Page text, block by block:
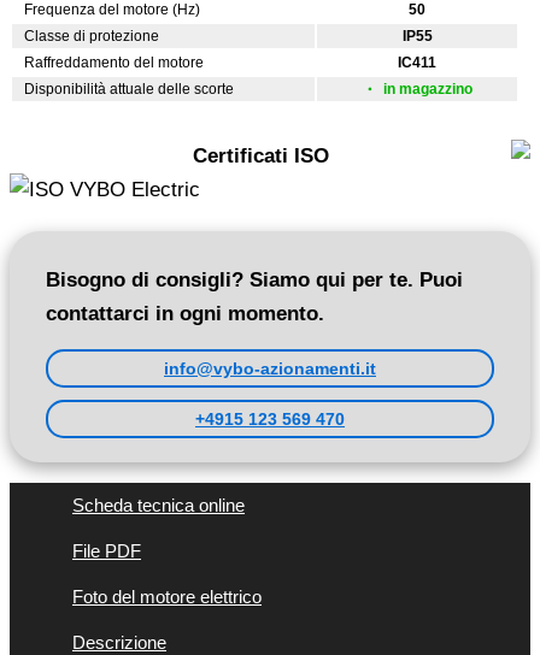
Frequenza del motore (Hz)
50
Classe di protezione
IP55
Raffreddamento del motore
IC411
Disponibilità attuale delle scorte
in magazzino
Certificati ISO
Bisogno di consigli? Siamo qui per te. Puoi
contattarci in ogni momento.
info@vybo-azionamenti.it
+4915 123 569 470
Scheda tecnica online
File PDF
Foto del motore elettrico
Descrizione